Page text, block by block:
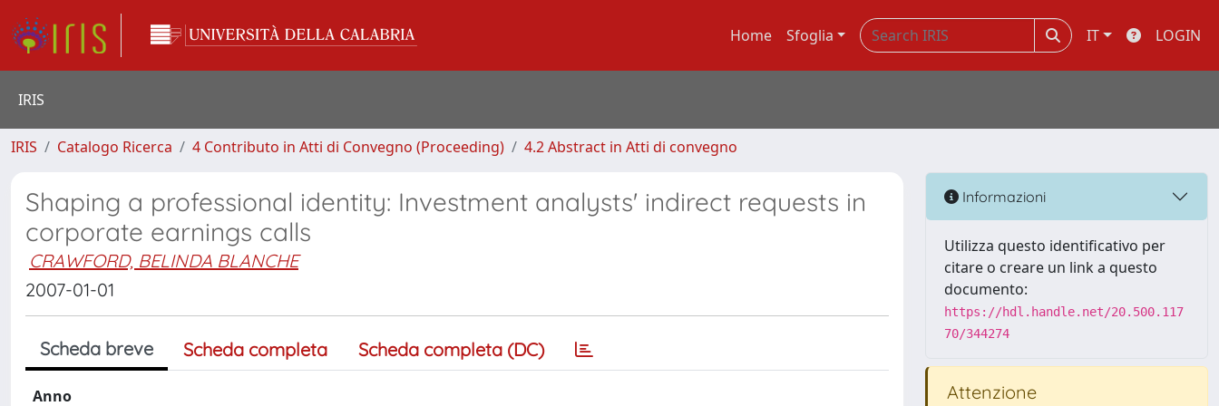
Home Sfoglia IT LOGIN
IRIS
IRIS Catalogo Ricerca 4 Contributo in Atti di Convegno (Proceeding) 4.2 Abstract in Atti di convegno
Shaping a professional identity: Investment analysts' indirect requests in
corporate earnings calls
CRAWFORD, BELINDA BLANCHE
2007-01-01
Scheda breve Scheda completa Scheda completa (DC)
Anno
Informazioni
Utilizza questo identificativo per
citare o creare un link a questo
documento:
https://hdl.handle.net/20.500.117
70/344274
Attenzione